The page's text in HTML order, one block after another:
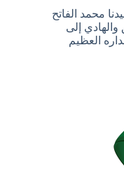
محمد الفاتح
إلى
العظيم